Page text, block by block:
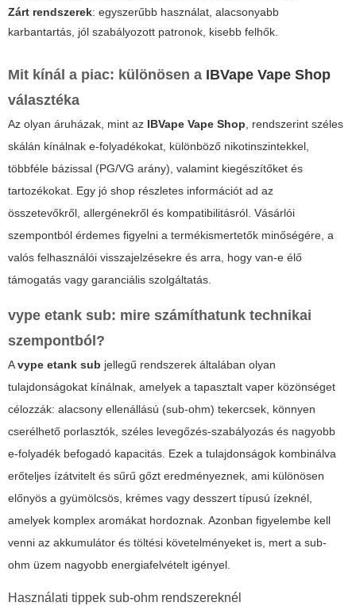
Zárt rendszerek: egyszerűbb használat, alacsonyabb
karbantartás, jól szabályozott patronok, kisebb felhők.
Mit kínál a piac: különösen a IBVape Vape Shop
választéka
Az olyan áruházak, mint az IBVape Vape Shop, rendszerint széles
skálán kínálnak e-folyadékokat, különböző nikotinszintekkel,
többféle bázissal (PG/VG arány), valamint kiegészítőket és
tartozékokat. Egy jó shop részletes információt ad az
összetevőkről, allergénekről és kompatibilitásról. Vásárlói
szempontból érdemes figyelni a termékismertetők minőségére, a
valós felhasználói visszajelzésekre és arra, hogy van-e élő
támogatás vagy garanciális szolgáltatás.
vype etank sub: mire számíthatunk technikai
szempontból?
Avype etank sub jellegű rendszerek általában olyan
tulajdonságokat kínálnak, amelyek a tapasztalt vaper közönséget
célozzák: alacsony ellenállású (sub-ohm) tekercsek, könnyen
cserélhető porlasztók, széles levegőzés-szabályozás és nagyobb
e-folyadék befogadó kapacitás. Ezek a tulajdonságok kombinálva
erőteljes ízátvitelt és sűrű gőzt eredményeznek, ami különösen
előnyös a gyümölcsös, krémes vagy desszert típusú ízeknél,
amelyek komplex aromákat hordoznak. Azonban figyelembe kell
venni az akkumulátor és töltési követelményeket is, mert a sub-
ohm üzem nagyobb energiafelvételt igényel.
Használati tippek sub-ohm rendszereknél